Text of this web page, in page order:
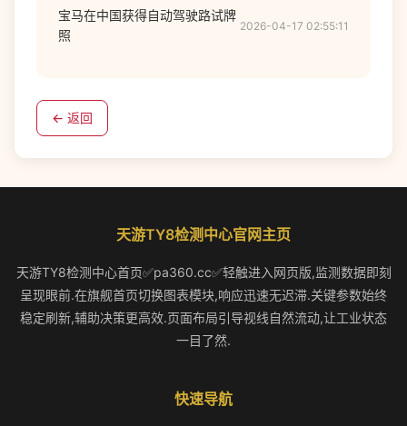
宝马在中国获得自动驾驶路试牌
照
2026-04-17 02:55:11
← 返回
天游TY8检测中心官网主页
天游TY8检测中心首页✅pa360.cc✅轻触进入网页版,监测数据即刻
呈现眼前.在旗舰首页切换图表模块,响应迅速无迟滞.关键参数始终
稳定刷新,辅助决策更高效.页面布局引导视线自然流动,让工业状态
一目了然.
快速导航